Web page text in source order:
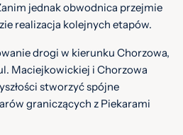
jednak obwodnica przejmie
realizacja kolejnych etapów.
drogi w kierunku Chorzowa,
Maciejkowickiej i Chorzowa
stworzyć spójne
graniczących z Piekarami